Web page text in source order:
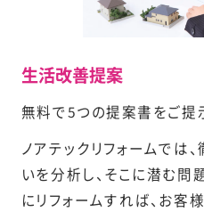
生活改善提案
無料で5つの提案書をご提
ノアテックリフォームでは
いを分析し、そこに潜む問
にリフォームすれば、お客